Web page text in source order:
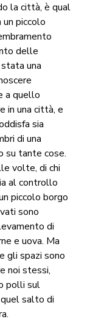
la città, è qual
piccolo
delle
una
a quello
in una città, e
sia
di una
su tante cose.
volte, di chi
al controllo
piccolo borgo
sono
di
e uova. Ma
gli spazi sono
noi stessi,
polli sul
quel salto di